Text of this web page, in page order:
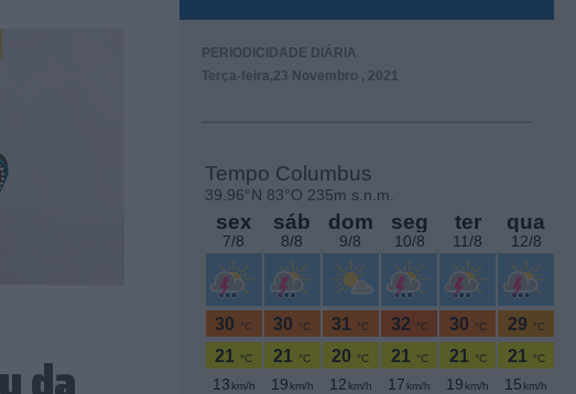
PERIODICIDADE DIÁRIA
Terça-feira,23 Novembro , 2021